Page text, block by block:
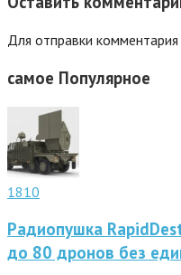
Для отправки
самое Популярное
1810
Радиопушка
до 80 дронов без